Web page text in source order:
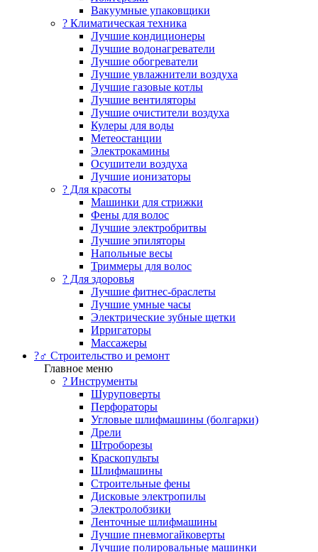
Вакуумные упаковщики
?️ Климатическая техника
Лучшие кондиционеры
Лучшие водонагреватели
Лучшие обогреватели
Лучшие увлажнители воздуха
Лучшие газовые котлы
Лучшие вентиляторы
Лучшие очистители воздуха
Кулеры для воды
Метеостанции
Электрокамины
Осушители воздуха
Лучшие ионизаторы
? Для красоты
Машинки для стрижки
Фены для волос
Лучшие электробритвы
Лучшие эпиляторы
Напольные весы
Триммеры для волос
? Для здоровья
Лучшие фитнес-браслеты
Лучшие умные часы
Электрические зубные щетки
Ирригаторы
Массажеры
?‍♂️ Строительство и ремонт
Главное меню
?️ Инструменты
Шуруповерты
Перфораторы
Угловые шлифмашины (болгарки)
Дрели
Штроборезы
Краскопульты
Шлифмашины
Строительные фены
Дисковые электропилы
Электролобзики
Ленточные шлифмашины
Лучшие пневмогайковерты
Лучшие полировальные машинки